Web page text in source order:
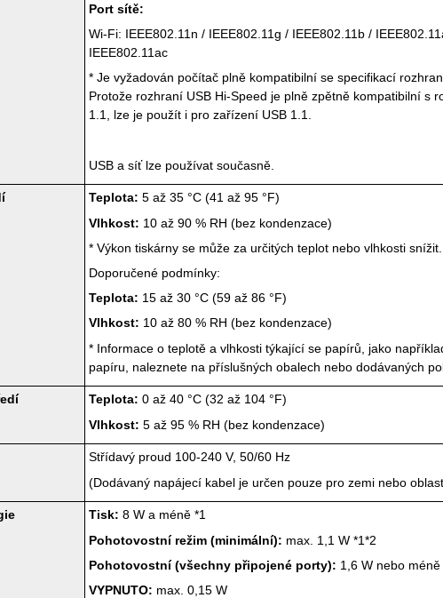
Port sítě:
Wi-Fi: IEEE802.11n / IEEE802.11g / IEEE802.11b /
IEEE802.11ac
*Je vyžadován počítač plně kompatibilní se specifikací
Protože rozhraní USB Hi-Speed je plně zpětně kompatibilní s
1.1
, lze je použít i pro zařízení USB 1.1
USB a síť lze používat současně.
Teplota: 5 až 35 °C (41 až 95 °F)
Vlhkost: 10 až 90 % RH (bez kondenzace)
*Výkontiskárny se může za určitých teplot nebo vlhkosti snížit.
Doporučené podmínky:
Teplota: 15 až 30 °C (59 až 86 °F)
Vlhkost: 10 až 80 % RH (bez kondenzace)
* Informace o teplotě a vlhkosti týkající se papírů, jako
papíru, naleznete na příslušných obalech nebo dodávaných
Teplota: 0 až 40 °C (32 až 104 °F)
Vlhkost: 5 až 95 % RH (bez kondenzace)
Střídavý proud 100-240 V, 50/60 Hz
(Dodávaný napájecí kabel je určen pouze pro zemi nebo
Tisk: 8 W a méně *1
Pohotovostní režim (minimální): max. 1,1 W *1*2
Pohotovostní (všechny připojené porty): 1,6 W nebo méně
VYPNUTO: max. 0,15 W